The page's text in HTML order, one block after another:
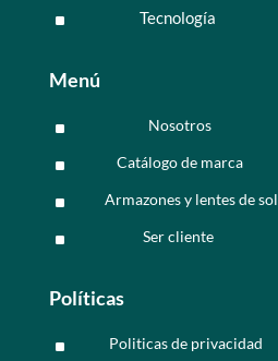
^ Tecnología
Menú
^ Nosotros
^ Catálogo de marca
^ Armazones y lentes de sol
^ Ser cliente
Políticas
^ Politicas de privacidad